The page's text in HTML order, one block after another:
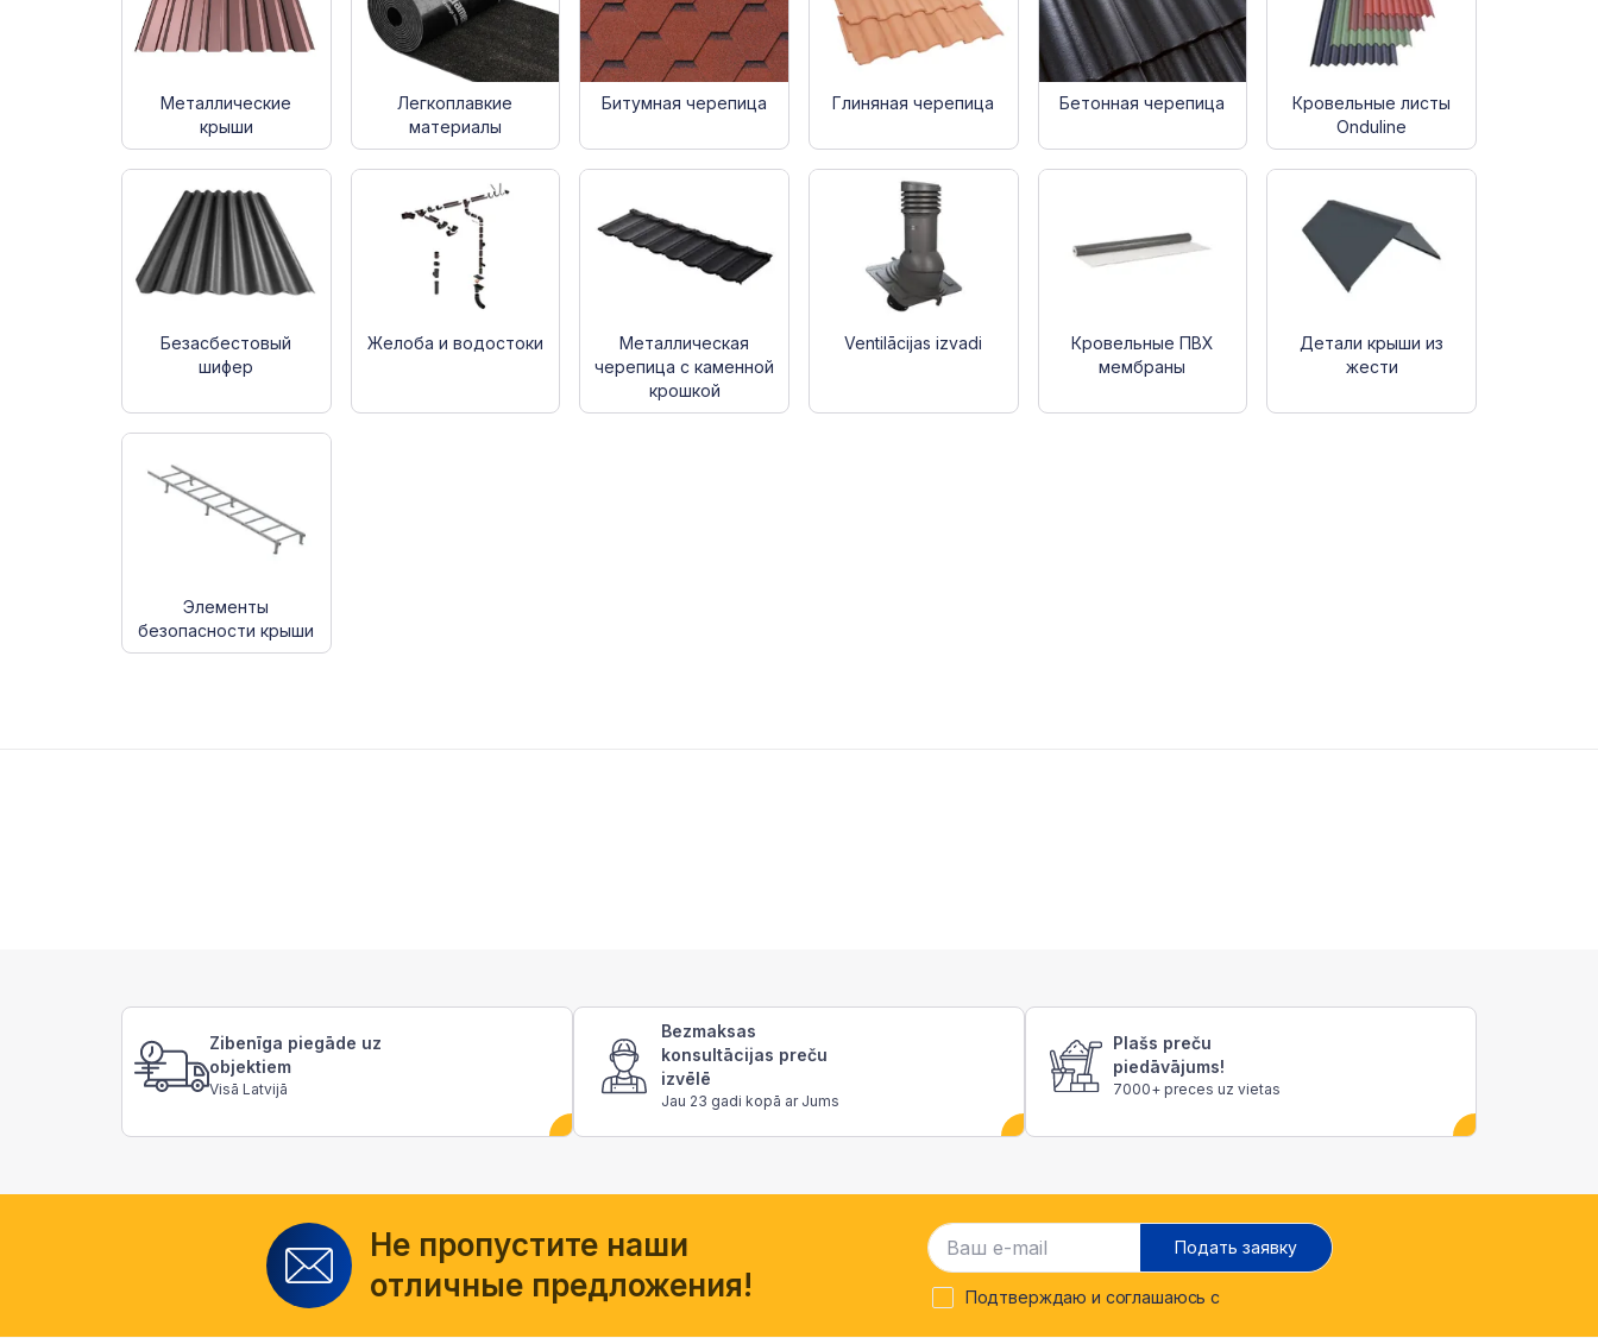
Металлические
крыши
Легкоплавкие
материалы
Битумная черепица Глиняная черепица Бетонная чеpепица
Кровельные листы
Onduline
Безасбестовый
шифер
Желоба и водостоки
Металлическая
черепица с каменной
крошкой
Ventilācijas izvadi
Кровельные ПВХ
мембраны
Детали крыши из
жести
Элементы
безопасности крыши
Zibenīga piegāde uz
objektiem
Visā Latvijā
Bezmaksas
konsultācijas preču
izvēlē
Jau 23 gadi kopā ar Jums
Plašs preču
piedāvājums!
7000+ preces uz vietas
Не пропустите наши
отличные предложения!
Подать заявку
Подтверждаю и соглашаюсь с